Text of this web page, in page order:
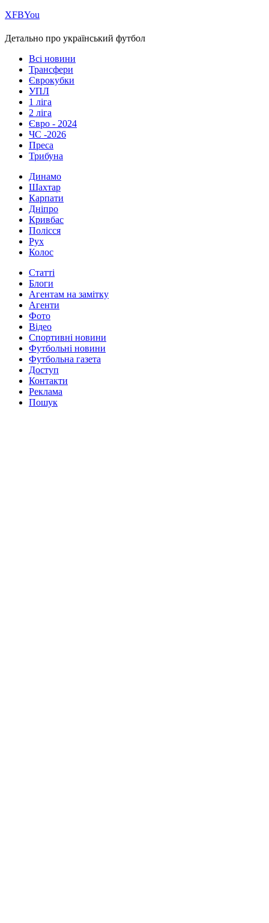
ХFBYou
Детально про український футбол
Всі новини
Трансфери
Єврокубки
УПЛ
1 ліга
2 ліга
Євро - 2024
ЧС -2026
Преса
Трибуна
Динамо
Шахтар
Карпати
Дніпро
Кривбас
Полісся
Рух
Колос
Статті
Блоги
Агентам на замітку
Агенти
Фото
Відео
Спортивні новини
Футбольні новини
Футбольна газета
Доступ
Контакти
Реклама
Пошук